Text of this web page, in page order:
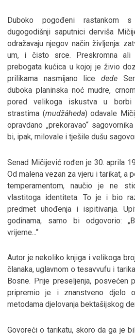
Duboko pogođeni rastankom
dugogodišnji saputnici derviša
odražavaju njegov način življenja:
um, i čisto srce. Preskromna ali
prebogata kućica u kojoj je živio
prilikama nasmijano licedede
duboka planinska noć mudre,
pored velikoga iskustva u
strastima (mudžâheda) odavale
opravdano „prekoravao“
bi, ipak, milovale i tješile dušu
Senad Mičijević rođen je 30. aprila
Od malena vezan za vjeru i tarikat, a
temperamentom, naučio je ne
vlastitoga identiteta. To je i bio
predmet uhođenja i ispitivanja.
godinama, samo bi odgovorio:
vrijeme...“
Autor je nekoliko knjiga i velikoga
članaka, uglavnom o tesavvufu i
Bosne. Prije preseljenja, posvećen
pripremio je i znanstveno djelo
metodama djelovanja bektašijskog
Govoreći o tarikatu, skoro da ga je